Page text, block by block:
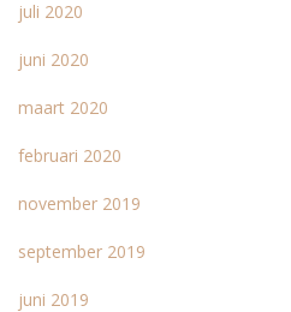
juli 2020
juni 2020
maart 2020
februari 2020
november 2019
september 2019
juni 2019